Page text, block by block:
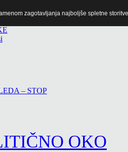
– STOP
OKO
zagotavljanja najboljše spletne